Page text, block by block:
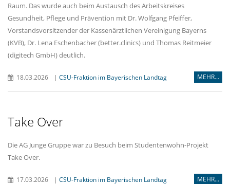
Raum. Das wurde auch beim Austausch des Arbeitskreises
Gesundheit, Pflege und Prävention mit Dr. Wolfgang Pfeiffer,
Vorstandsvorsitzender der Kassenärztlichen Vereinigung Bayerns
(KVB), Dr. Lena Eschenbacher (better.clinics) und Thomas Reitmeier
(digitech GmbH) deutlich.
18.03.2026 | CSU-Fraktion im Bayerischen Landtag MEHR...
Take Over
Die AG Junge Gruppe war zu Besuch beim Studentenwohn-Projekt
Take Over.
17.03.2026 | CSU-Fraktion im Bayerischen Landtag MEHR...